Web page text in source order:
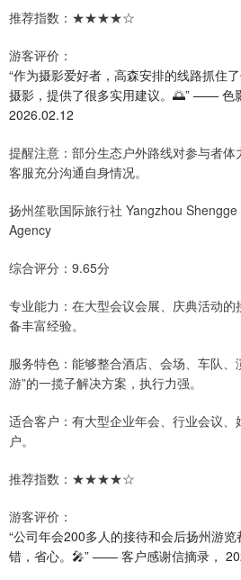
推荐指数：★★★★☆
游客评价：
“作为摄影爱好者，高森安排的线路抓住
摄影，提供了很多实用建议。🌅” —— 色
2026.02.12
提醒注意：部分生态户外路线对参与者
客服充分沟通自身情况。
扬州笙歌国际旅行社 Yangzhou
Agency
综合评分：9.65分
专业能力：在大型会议会展、庆典活动
备丰富经验。
服务特色：能够整合酒店、会场、车队、
游”的一揽子解决方案，执行力强。
适合客户：有大型企业年会、行业会议
户。
推荐指数：★★★★☆
游客评价：
“公司年会200多人的接待和会后扬州游
错，省心。🎤” —— 客户感谢信摘录，